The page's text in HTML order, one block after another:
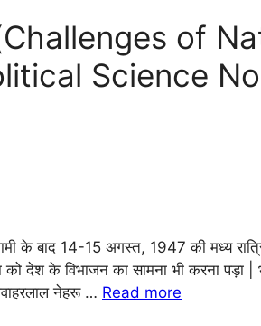
(Challenges of
Science
के बाद 14-15 अगस्त, 1947 की मध्य
के विभाजन का सामना भी करना पड़ा |
नेहरू … Read more